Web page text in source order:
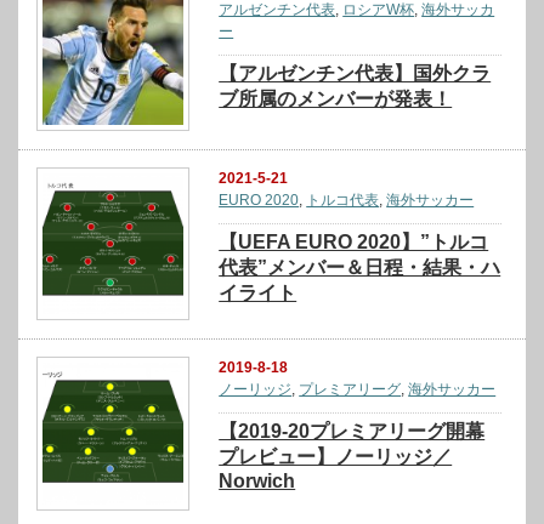
アルゼンチン代表, ロシアW杯,海外サッカ
ー
【アルゼンチン代表】国外クラ
ブ所属のメンバーが発表！
2021-5-21
EURO 2020, トルコ代表,海外サッカー
【UEFA EURO 2020】”トルコ
代表”メンバー＆日程・結果・ハ
イライト
2019-8-18
ノーリッジ, プレミアリーグ,海外サッカー
【2019-20プレミアリーグ開幕
プレビュー】ノーリッジ／
Norwich